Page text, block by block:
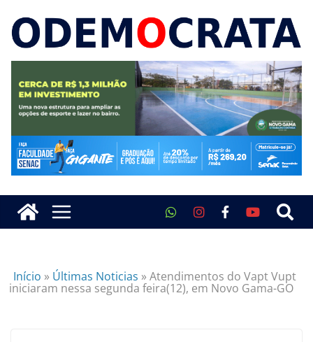
Início » Últimas Noticias »Atendimentos do Vapt Vupt
iniciaram nessa segunda feira(12), em Novo Gama-GO